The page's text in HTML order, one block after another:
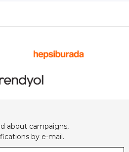
about campaigns,
by e-mail.